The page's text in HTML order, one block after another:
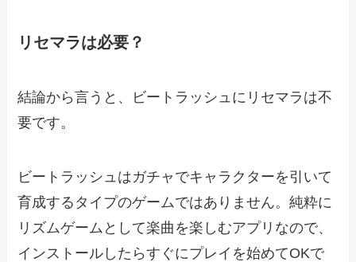
リセマラは必要？
結論から言うと、ビートラッシュにリセマラは不
要です。
ビートラッシュはガチャでキャラクターを引いて
育成するタイプのゲームではありません。純粋に
リズムゲームとして楽曲を楽しむアプリなので、
インストールしたらすぐにプレイを始めてOKで